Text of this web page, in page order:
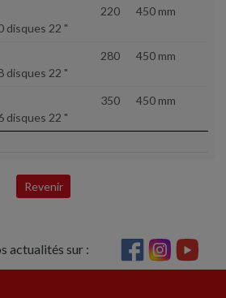
disques 22 "
220 450 mm
disques 22 "
280 450 mm
disques 22 "
350 450 mm
Revenir
actualités sur :